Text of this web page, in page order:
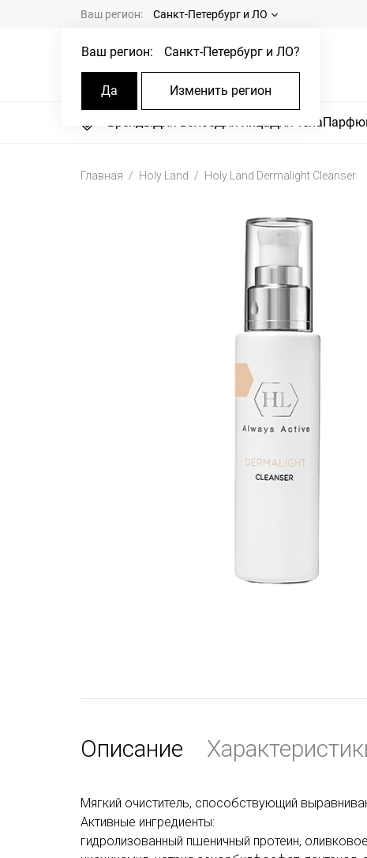
Ваш регион: Санкт-Петербург и ЛО
Ваш регион: Санкт-Петербург и ЛО?
Да Изменить регион
БрендыДля волосДля лицаДля тела
Главная Holy Land Holy Land Dermalight Cleanser
Описание
Мягкий очиститель, способствующий
Активные ингредиенты:
гидролизованный пшеничный протеин,